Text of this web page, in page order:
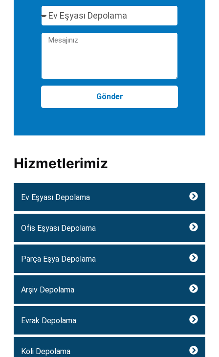
Hizmetlerimiz
Ev Eşyası Depolama
Ofis Eşyası Depolama
Parça Eşya Depolama
Arşiv Depolama
Evrak Depolama
Koli Depolama
Gönder